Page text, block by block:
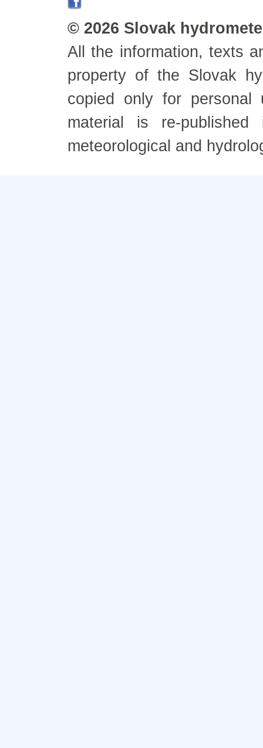
© 2026 Slovak
All the information, texts
property of the Slovak
copied only for personal
material is re-
meteorological and